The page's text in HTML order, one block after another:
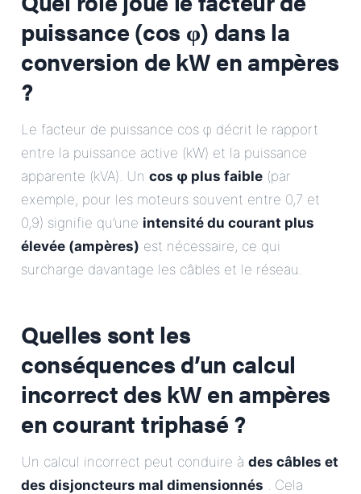
puissance (cos φ) dans la
conversion de kW en ampères
?
Le facteur de puissance cos φ décrit le rapport
entre la puissance active (kW) et la puissance
apparente (kVA). Un cos φ plus faible (par
exemple, pour les moteurs souvent entre 0,7 et
0,9) signifie qu’une intensité du courant plus
élevée (ampères) est nécessaire, ce qui
surcharge davantage les câbles et le réseau.
Quelles sont les
conséquences d’un calcul
incorrect des kW en ampères
en courant triphasé ?
Un calcul incorrect peut conduire à des câbles et
des disjoncteurs mal dimensionnés . Cela